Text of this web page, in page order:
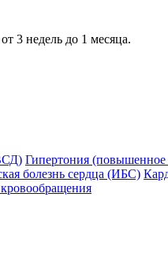
3 недель до 1 месяца.
Гипертония (повышенное
болезнь сердца (ИБС)